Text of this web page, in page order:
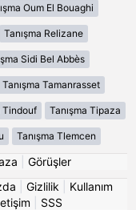
Oum El Bouaghi
Tanışma Relizane
Sidi Bel Abbès
Tanışma Tamanrasset
Tindouf Tanışma Tipaza
Tanışma Tlemcen
Görüşler
Gizlilik
Kullanım
SSS